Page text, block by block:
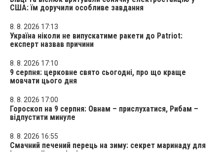
США: їм доручили особливе завдання
8. 8. 2026 17:13
Україна ніколи не випускатиме ракети до Patriot:
експерт назвав причини
8. 8. 2026 17:10
9 серпня: церковне свято сьогодні, про що краще
мовчати цього дня
8. 8. 2026 17:00
Гороскоп на 9 серпня: Овнам – прислухатися, Рибам –
відпустити минуле
8. 8. 2026 16:55
Смачний печений перець на зиму: секрет маринаду для